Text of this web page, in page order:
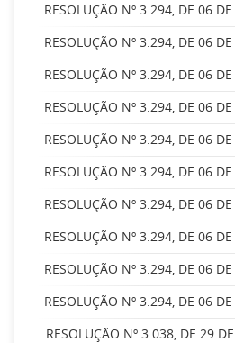
RESOLUÇÃO Nº 3.294, DE 06
RESOLUÇÃO Nº 3.294, DE 06
RESOLUÇÃO Nº 3.294, DE 06
RESOLUÇÃO Nº 3.294, DE 06
RESOLUÇÃO Nº 3.294, DE 06
RESOLUÇÃO Nº 3.294, DE 06
RESOLUÇÃO Nº 3.294, DE 06
RESOLUÇÃO Nº 3.294, DE 06
RESOLUÇÃO Nº 3.294, DE 06
RESOLUÇÃO Nº 3.294, DE 06
RESOLUÇÃO Nº 3.038, DE 29